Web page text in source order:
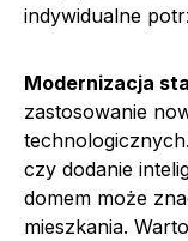
indywidualne
Modernizacja
zastosowanie
czy dodanie
domem może
mieszkania.